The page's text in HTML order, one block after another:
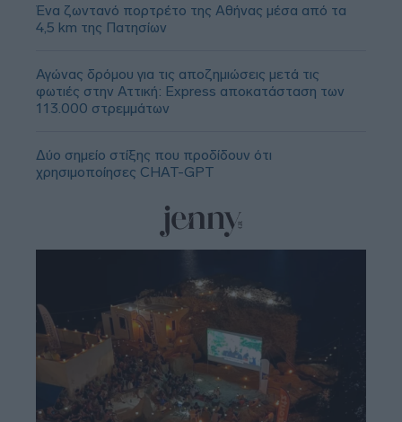
Ένα ζωντανό πορτρέτο της Αθήνας μέσα από τα
4,5 km της Πατησίων
Αγώνας δρόμου για τις αποζημιώσεις μετά τις
φωτιές στην Αττική: Express αποκατάσταση των
113.000 στρεμμάτων
Δύο σημείο στίξης που προδίδουν ότι
χρησιμοποίησες CHAT-GPT